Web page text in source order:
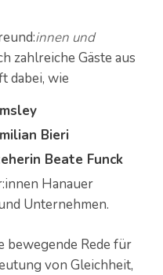
innen und
zahlreiche Gäste aus
dabei, wie
Bieri
Beate Funck
Hanauer
Unternehmen.
Rede für
von Gleichheit,